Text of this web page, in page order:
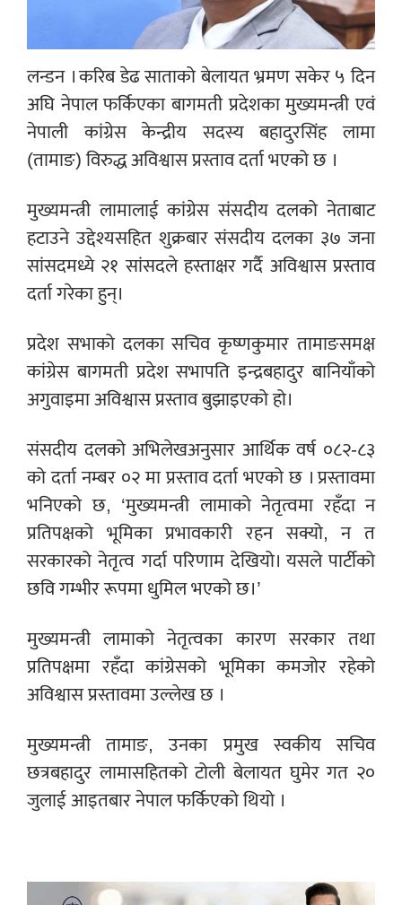
लन्डन । करिब डेढ साताको बेलायत भ्रमण सकेर ५ दिन
अघि नेपाल फर्किएका बागमती प्रदेशका मुख्यमन्त्री एवं
नेपाली कांग्रेस केन्द्रीय सदस्य बहादुरसिंह लामा
(तामाङ) विरुद्ध अविश्वास प्रस्ताव दर्ता भएको छ ।
मुख्यमन्त्री लामालाई कांग्रेस संसदीय दलको नेताबाट
हटाउने उद्देश्यसहित शुक्रबार संसदीय दलका ३७ जना
सांसदमध्ये २१ सांसदले हस्ताक्षर गर्दै अविश्वास प्रस्ताव
दर्ता गरेका हुन्।
प्रदेश सभाको दलका सचिव कृष्णकुमार तामाङसमक्ष
कांग्रेस बागमती प्रदेश सभापति इन्द्रबहादुर बानियाँको
अगुवाइमा अविश्वास प्रस्ताव बुझाइएको हो।
संसदीय दलको अभिलेखअनुसार आर्थिक वर्ष ०८२-८३
को दर्ता नम्बर ०२ मा प्रस्ताव दर्ता भएको छ । प्रस्तावमा
भनिएको छ, ‘मुख्यमन्त्री लामाको नेतृत्वमा रहँदा न
प्रतिपक्षको भूमिका प्रभावकारी रहन सक्यो, न त
सरकारको नेतृत्व गर्दा परिणाम देखियो। यसले पार्टीको
छवि गम्भीर रूपमा धुमिल भएको छ।’
मुख्यमन्त्री लामाको नेतृत्वका कारण सरकार तथा
प्रतिपक्षमा रहँदा कांग्रेसको भूमिका कमजोर रहेको
अविश्वास प्रस्तावमा उल्लेख छ ।
मुख्यमन्त्री तामाङ, उनका प्रमुख स्वकीय सचिव
छत्रबहादुर लामासहितको टोली बेलायत घुमेर गत २०
जुलाई आइतबार नेपाल फर्किएको थियो ।